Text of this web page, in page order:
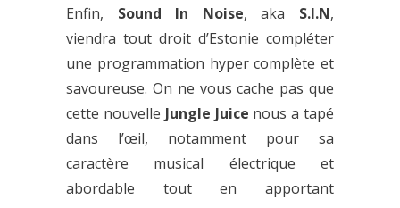
Enfin, Sound In Noise, aka S.I.N,
viendra tout droit d’Estonie compléter
une programmation hyper complète et
savoureuse. On ne vous cache pas que
cette nouvelle Jungle Juice nous a tapé
dans l’œil, notamment pour sa
caractère musical électrique et
abordable tout en apportant